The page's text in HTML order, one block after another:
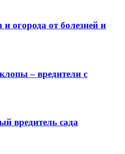
и огорода от болезней и
– вредители с
вредитель сада